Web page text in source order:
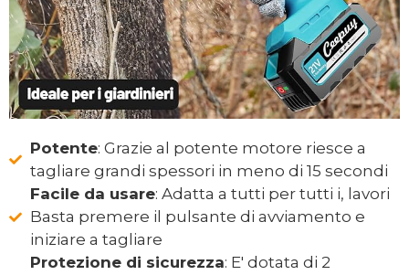
Potente: Grazie al potente motore riesce a
tagliare grandi spessori in meno di 15 secondi
Facile da usare: Adatta a tutti per tutti i, lavori
Basta premere il pulsante di avviamento e
iniziare a tagliare
Protezione di sicurezza: E' dotata di 2